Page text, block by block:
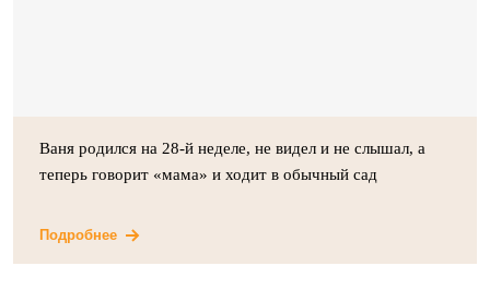
Ваня родился на 28-й неделе, не видел и не слышал, а
теперь говорит «мама» и ходит в обычный сад
Подробнее